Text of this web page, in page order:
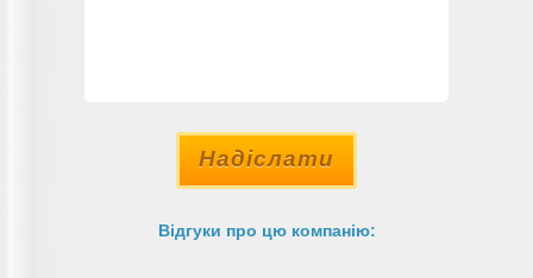
Надіслати
Відгуки про цю компанію: